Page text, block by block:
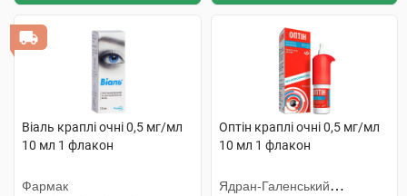
Віаль краплі очні 0,5 мг/мл
10 мл 1 флакон
Фармак
Оптін краплі очні 0,5 мг/мл
10 мл 1 флакон
Ядран-Галенський